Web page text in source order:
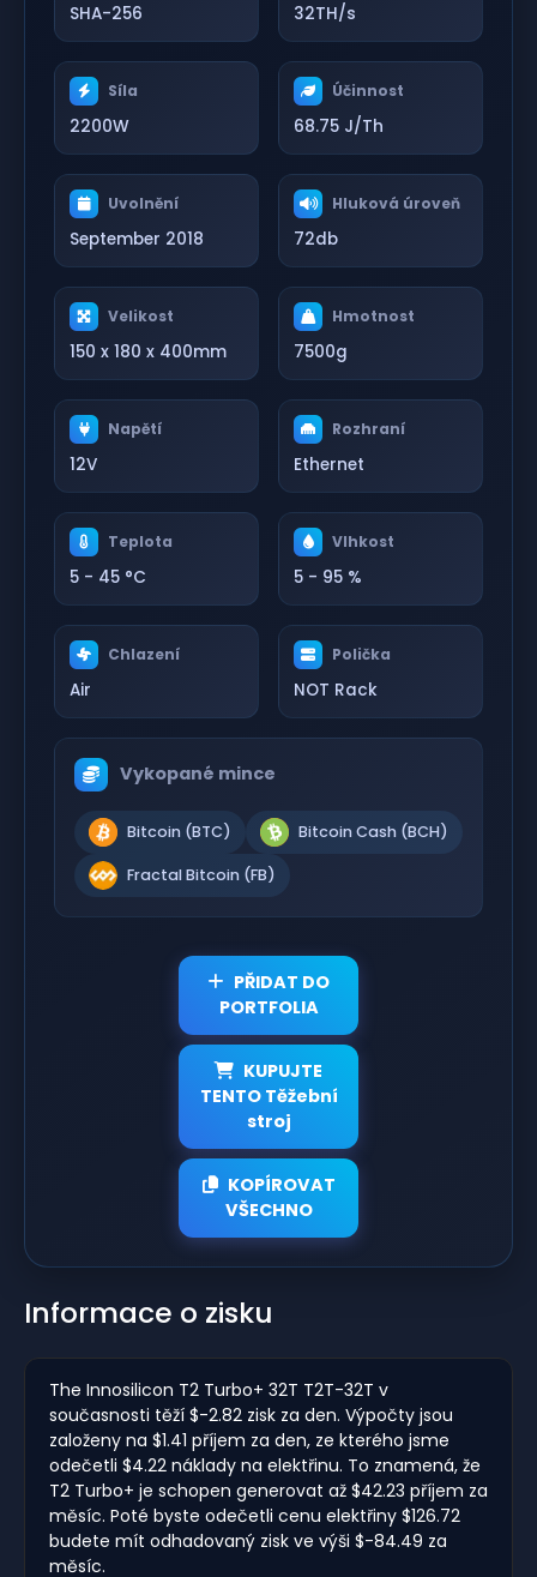
SHA-256 32TH/s
Síla
2200W
Účinnost
68.75 J/Th
Uvolnění
September 2018
Hluková úroveň
72db
Velikost
150 x 180 x 400mm
Hmotnost
7500g
Napětí
12V
Rozhraní
Ethernet
Teplota
5 - 45 °C
Vlhkost
5 - 95 %
Chlazení
Air
Polička
NOT Rack
Vykopané mince
Bitcoin (BTC) Bitcoin Cash (BCH)
Fractal Bitcoin (FB)
PŘIDAT DO
PORTFOLIA
KUPUJTE
TENTO Těžební
stroj
KOPÍROVAT
VŠECHNO
Informace o zisku
The Innosilicon T2 Turbo+ 32T T2T-32T v
současnosti těží $-2.82 zisk za den. Výpočty jsou
založeny na $1.41 příjem za den, ze kterého jsme
odečetli $4.22 náklady na elektřinu. To znamená, že
T2 Turbo+ je schopen generovat až $42.23 příjem za
měsíc. Poté byste odečetli cenu elektřiny $126.72
budete mít odhadovaný zisk ve výši $-84.49 za
měsíc.